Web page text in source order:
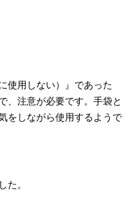
使用しない）』であった
、注意が必要です。手袋と
をしながら使用するようで
た。